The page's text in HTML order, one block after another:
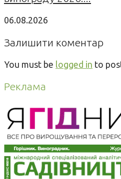
06.08.2026
Залишити коментар
You must be logged in to
Реклама